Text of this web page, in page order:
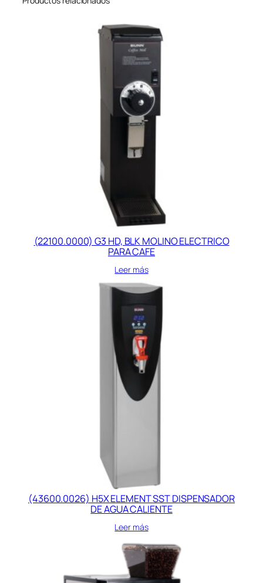
(22100.0000) G3 HD, BLK MOLINO ELECTRICO
PARA CAFE
Leer más
(43600.0026) H5X ELEMENT SST DISPENSADOR
DE AGUA CALIENTE
Leer más